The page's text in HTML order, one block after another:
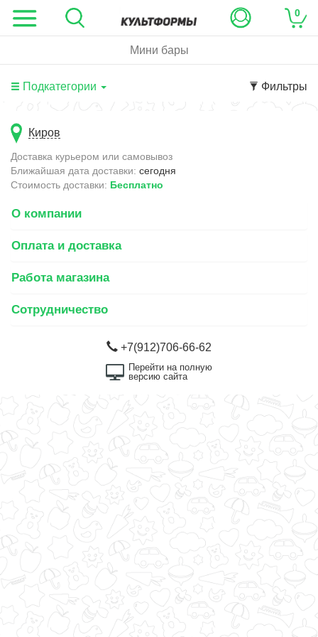
0
Мини бары
Подкатегории Фильтры
Киров
Доставка курьером или самовывоз
Ближайшая дата доставки: сегодня
Стоимость доставки: Бесплатно
О компании
Оплата и доставка
Работа магазина
Сотрудничество
+7(912)706-66-62
Перейти на полную
версию сайта